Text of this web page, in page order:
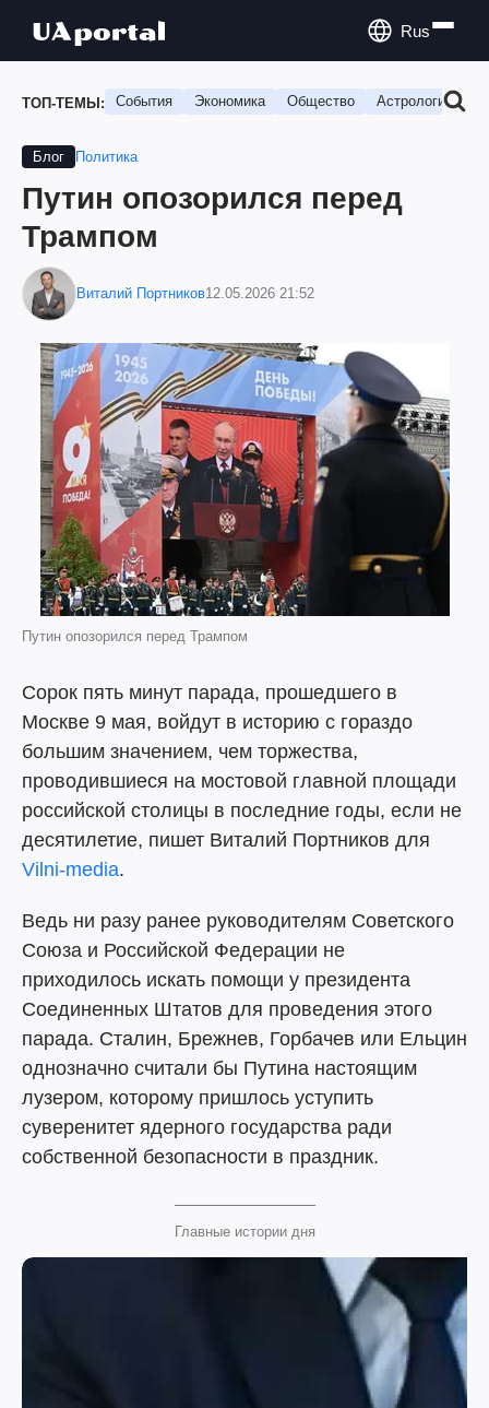
Rus
ТОП-ТЕМЫ: События Экономика Общество Астрология
Блог Политика
Путин опозорился перед
Трампом
Виталий Портников12.05.2026 21:52
Путин опозорился перед Трампом
Сорок пять минут парада, прошедшего в
Москве 9 мая, войдут в историю с гораздо
большим значением, чем торжества,
проводившиеся на мостовой главной площади
российской столицы в последние годы, если не
десятилетие, пишет Виталий Портников для
Vilni-media.
Ведь ни разу ранее руководителям Советского
Союза и Российской Федерации не
приходилось искать помощи у президента
Соединенных Штатов для проведения этого
парада. Сталин, Брежнев, Горбачев или Ельцин
однозначно считали бы Путина настоящим
лузером, которому пришлось уступить
суверенитет ядерного государства ради
собственной безопасности в праздник.
Главные истории дня